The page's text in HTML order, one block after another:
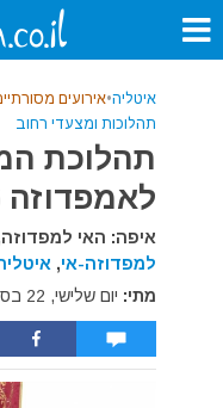
איטליה•אירועים
תהלוכות ומצעדי רחוב
תהלוכת
לאמפדוזה 2026
איפה: האי למפדוזה, 200 קילומטר
למפדוזה-אי,
מתי: יום שלישי, 22 בספטמבר, 2026